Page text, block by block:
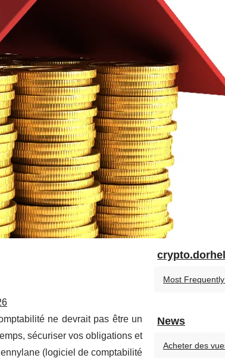
ne devrait pas être un
sécuriser vos obligations et
(logiciel de comptabilité
Most
News
Acheter des